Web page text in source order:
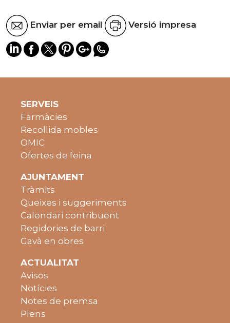
Enviar per email Versió impresa
SERVEIS
Farmàcies
Recollida mobles
OMIC
Ofertes de feina
AJUNTAMENT
Tràmits
Queixes i suggeriments
Calendari contribuent
Regidories de barri
Gavà en obres
ACTUALITAT
Avisos
Notícies
Notes de premsa
Plens